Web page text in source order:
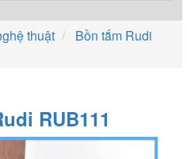
thuật
Bồn tắm Rudi
RUB111